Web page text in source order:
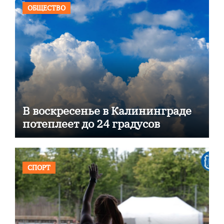
ОБЩЕСТВО
В воскресенье в Калининграде
потеплеет до 24 градусов
СПОРТ